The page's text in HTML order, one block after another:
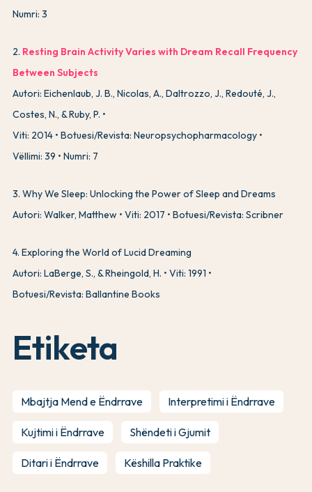
Numri: 3
2. Resting Brain Activity Varies with Dream Recall Frequency
Between Subjects
Autori: Eichenlaub, J. B., Nicolas, A., Daltrozzo, J., Redouté, J.,
Costes, N., & Ruby, P.
Viti: 2014
Botuesi/Revista: Neuropsychopharmacology
Vëllimi: 39
Numri: 7
3. Why We Sleep: Unlocking the Power of Sleep and Dreams
Autori: Walker, Matthew
Viti: 2017 Botuesi/Revista: Scribner
4. Exploring the World of Lucid Dreaming
Autori: LaBerge, S., & Rheingold, H.
Viti: 1991
Botuesi/Revista: Ballantine Books
Etiketa
Mbajtja Mend e Ëndrrave Interpretimi i Ëndrrave
Kujtimi i Ëndrrave Shëndeti i Gjumit
Ditari i Ëndrrave Këshilla Praktike